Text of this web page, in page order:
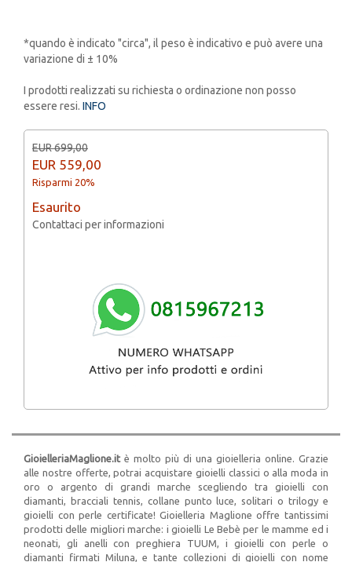
*quando è indicato "circa", il peso è indicativo e può avere una
variazione di ± 10%
I prodotti realizzati su richiesta o ordinazione non posso
essere resi. INFO
EUR 699,00
EUR 559,00
Risparmi 20%
Esaurito
Contattaci per informazioni
GioielleriaMaglione.itè molto più di una gioielleria online. Grazie
alle nostre offerte, potrai acquistare gioielli classici o alla moda in
oro o argento di grandi marche scegliendo tra gioielli con
diamanti, bracciali tennis, collane punto luce, solitari o trilogy e
gioielli con perle certificate! Gioielleria Maglione offre tantissimi
prodotti delle migliori marche: i gioielli Le Bebè per le mamme ed i
neonati, gli anelli con preghiera TUUM, i gioielli con perle o
diamanti firmati Miluna, e tante collezioni di gioielli con nome